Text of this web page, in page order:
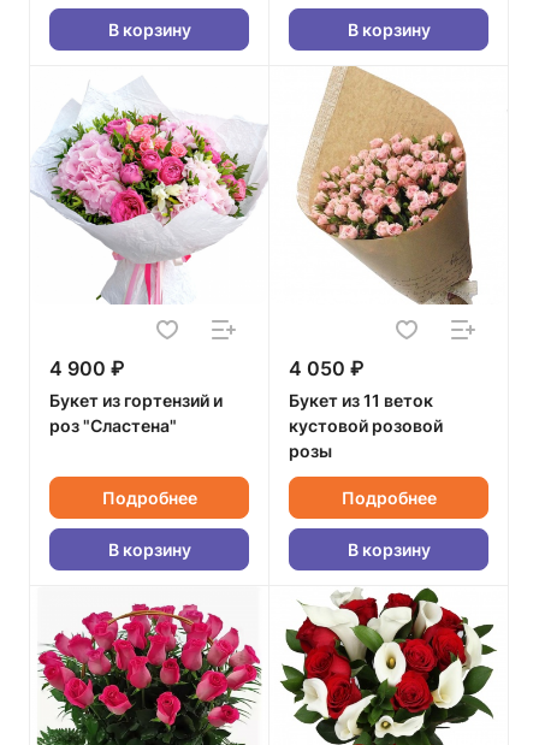
В корзину В корзину
4 900 ₽
Букет из гортензий и
роз "Сластена"
Подробнее
В корзину
4 050 ₽
Букет из 11 веток
кустовой розовой
розы
Подробнее
В корзину